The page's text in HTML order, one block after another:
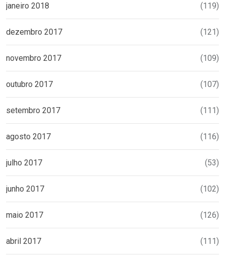
janeiro 2018 (119)
dezembro 2017 (121)
novembro 2017 (109)
outubro 2017 (107)
setembro 2017 (111)
agosto 2017 (116)
julho 2017 (53)
junho 2017 (102)
maio 2017 (126)
abril 2017 (111)